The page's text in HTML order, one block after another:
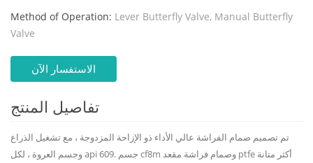
Method of Operation: Lever Butterfly Valve, Manual Butterfly
Valve
الاستفسار الآن
تفاصيل المنتج
تم تصميم صمام الفراشة عالي الأداء ذو ​​الإزاحة المزدوجة ، مع تشغيل الذراع
وجسم العروة ، لكل api 609. جسم cf8m وصمام فراشة مقعد ptfe أكثر متانة